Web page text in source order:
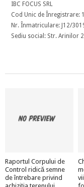
IBC FOCUS SRL
Cod Unic de Înregistrare:
Nr. Înmatriculare: J12/
Sediu social: Str. Arinilor
Raportul Corpului de
Control ridică semne
de întrebare privind